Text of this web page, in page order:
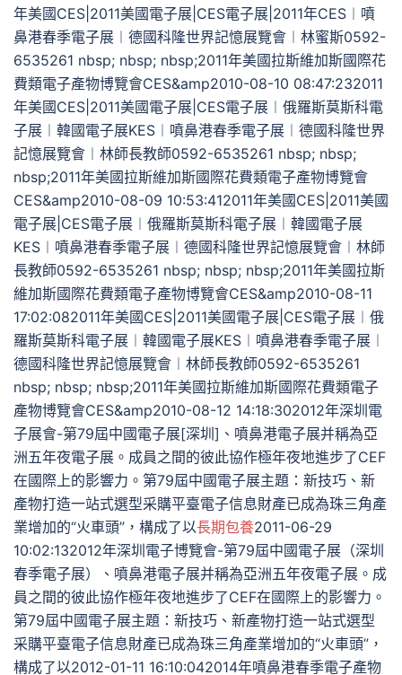
年美國CES|2011美國電子展|CES電子展|2011年CES︱噴
鼻港春季電子展︱德國科隆世界記憶展覽會︱林蜜斯0592-
6535261 nbsp; nbsp; nbsp;2011年美國拉斯維加斯國際花
費類電子產物博覽會CES&amp2010-08-10 08:47:232011
年美國CES|2011美國電子展|CES電子展︱俄羅斯莫斯科電
子展︱韓國電子展KES︱噴鼻港春季電子展︱德國科隆世界
記憶展覽會︱林師長教師0592-6535261 nbsp; nbsp;
nbsp;2011年美國拉斯維加斯國際花費類電子產物博覽會
CES&amp2010-08-09 10:53:412011年美國CES|2011美國
電子展|CES電子展︱俄羅斯莫斯科電子展︱韓國電子展
KES︱噴鼻港春季電子展︱德國科隆世界記憶展覽會︱林師
長教師0592-6535261 nbsp; nbsp; nbsp;2011年美國拉斯
維加斯國際花費類電子產物博覽會CES&amp2010-08-11
17:02:082011年美國CES|2011美國電子展|CES電子展︱俄
羅斯莫斯科電子展︱韓國電子展KES︱噴鼻港春季電子展︱
德國科隆世界記憶展覽會︱林師長教師0592-6535261
nbsp; nbsp; nbsp;2011年美國拉斯維加斯國際花費類電子
產物博覽會CES&amp2010-08-12 14:18:302012年深圳電
子展會-第79屆中國電子展[深圳]、噴鼻港電子展并稱為亞
洲五年夜電子展。成員之間的彼此協作極年夜地進步了CEF
在國際上的影響力。第79屆中國電子展主題：新技巧、新
產物打造一站式選型采購平臺電子信息財產已成為珠三角產
業增加的“火車頭”，構成了以長期包養2011-06-29
10:02:132012年深圳電子博覽會-第79屆中國電子展（深圳
春季電子展）、噴鼻港電子展并稱為亞洲五年夜電子展。成
員之間的彼此協作極年夜地進步了CEF在國際上的影響力。
第79屆中國電子展主題：新技巧、新產物打造一站式選型
采購平臺電子信息財產已成為珠三角產業增加的“火車頭”，
構成了以2012-01-11 16:10:042014年噴鼻港春季電子產物